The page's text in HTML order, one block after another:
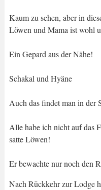
Kaum zu sehen, aber in
Löwen und Mama ist wohl
Ein Gepard aus der Nähe!
Schakal und Hyäne
Auch das findet man in der
Alle habe ich nicht auf das
satte Löwen!
Er bewachte nur noch den
Nach Rückkehr zur Lodge